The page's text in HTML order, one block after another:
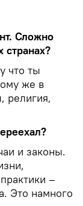
Сложно
странах?
что ты
же в
религия,
и законы.
–
Это намного